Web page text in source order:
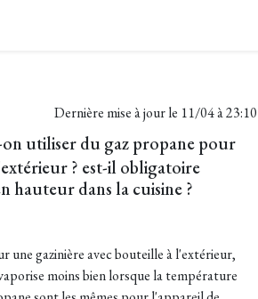
Dernière mise à jour le 11/04 à 23:10
utiliser du gaz propane pour
? est-il obligatoire
hauteur dans la cuisine ?
une gazinière avec bouteille à l'extérieur,
moins bien lorsque la température